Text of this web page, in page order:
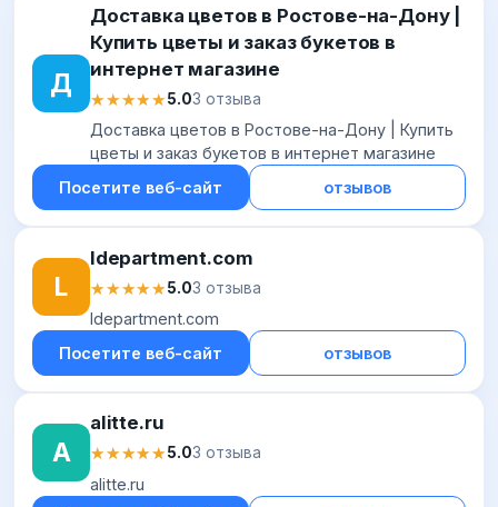
Д
Доставка цветов в Ростове-на-Дону |
Купить цветы и заказ букетов в
интернет магазине
★★★★★
★★★★★5.03 отзыва
Доставка цветов в Ростове-на-Дону | Купить
цветы и заказ букетов в интернет магазине
Посетите веб-сайт
отзывов
L
ldepartment.com
★★★★★
★★★★★5.03 отзыва
ldepartment.com
Посетите веб-сайт
отзывов
A
alitte.ru
★★★★★
★★★★★5.03 отзыва
alitte.ru